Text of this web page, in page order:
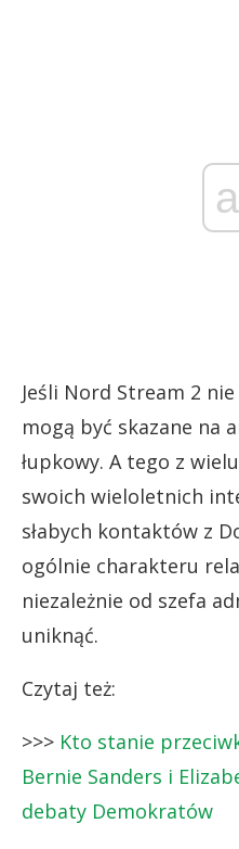
Jeśli Nord Stream 2
mogą być skazane na
łupkowy. A tego z
swoich wieloletnich
słabych kontaktów z
ogólnie charakteru
niezależnie od szefa
uniknąć.
Czytaj też:
>>> Kto stanie
Bernie Sanders i
debaty Demokratów